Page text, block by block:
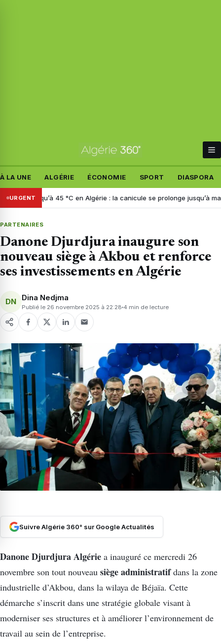
À LA UNE ALGÉRIE ÉCONOMIE SPORT DIASPORA
URGENT
45 °C en Algérie : la canicule se prolonge jusqu’à mardi, voici les
PARTENAIRES
Danone Djurdjura inaugure son
nouveau siège à Akbou et renforce
ses investissements en Algérie
DN Dina Nedjma
Publié le 26 novembre 2025 à 22:28 4 min de lecture
Suivre Algérie 360° sur Google Actualités
Danone Djurdjura Algérie a inauguré ce mercredi 26
novembre son tout nouveau siège administratifdans la zone
industrielle d’Akbou, dans la wilaya de Béjaïa. Cette
démarche s’inscrit dans une stratégie globale visant à
moderniser ses structures et à améliorer l’environnement de
travail au sein de l’entreprise.